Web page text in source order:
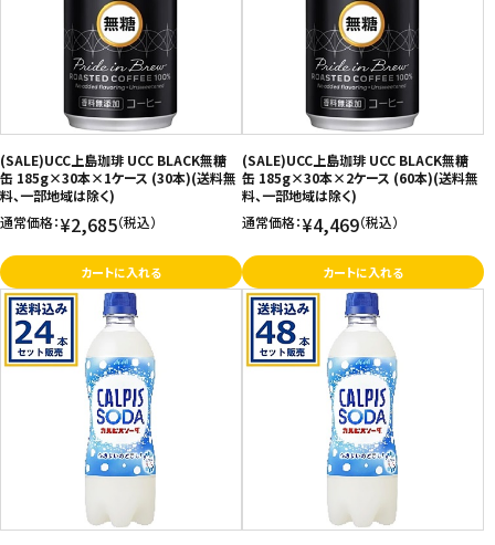
(SALE)UCC上島珈琲 UCC BLACK無糖
缶 185g×30本×1ケース (30本)(送料無
料、一部地域は除く)
通常価格：¥2,685（税込）
カートに入れる
(SALE)UCC上島珈琲 UCC BLACK無糖
缶 185g×30本×2ケース (60本)(送料無
料、一部地域は除く)
通常価格：¥4,469（税込）
カートに入れる